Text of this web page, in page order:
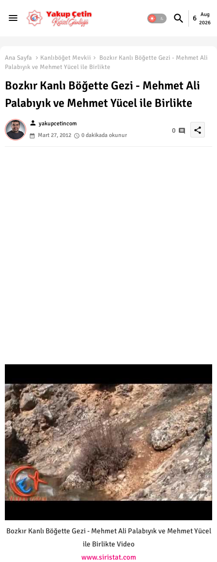
6
Aug
2026
Ana Sayfa Kanlıböğet Mevkii
Bozkır Kanlı Böğette Gezi - Mehmet Ali
Palabıyık ve Mehmet Yücel ile Birlikte
Bozkır Kanlı Böğette Gezi - Mehmet Ali
Palabıyık ve Mehmet Yücel ile Birlikte
person yakupcetincom
Mart 27, 2012
0 dakikada okunur
0 share
Bozkır Kanlı Böğette Gezi - Mehmet Ali Palabıyık ve Mehmet Yücel
ile Birlikte Video
www.siristat.com